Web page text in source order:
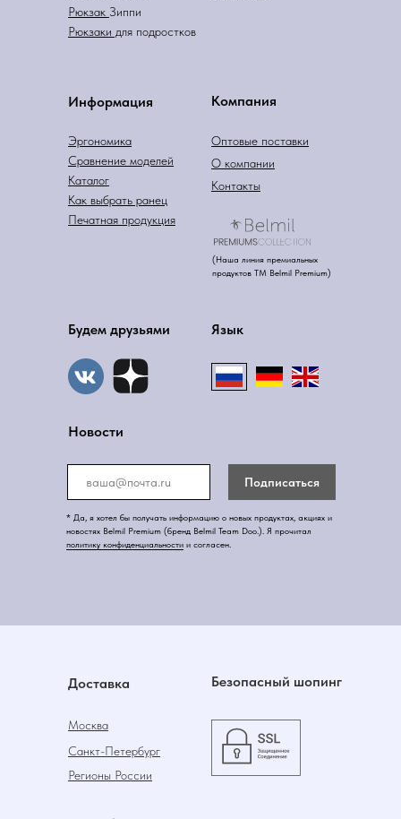
Рюкзак Зиппи
Рюкзаки для подростков
Информация
Эргономика
Сравнение моделей
Каталог
Как выбрать ранец
Печатная продукция
Компания
Оптовые поставки
О компании
Контакты
Новости
Подписаться
* Да, я хотел бы получать информацию о новых продуктах, акциях и
новостях Belmil Premium (бренд Belmil Team Doo.). Я прочитал
политику конфиденциальности и согласен.
Будем друзьями Язык
(Наша линия премиальных
продуктов ТМ Belmil Premium)
Доставка
Москва
Безопасный шопинг
Санкт-Петербург
Регионы России